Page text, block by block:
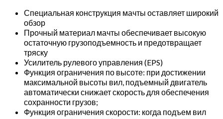
Специальная конструкция мачты оставляет широкий
обзор
Прочный материал мачты обеспечивает высокую
остаточную грузоподъемность и предотвращает
тряску
Усилитель рулевого управления (EPS)
Функция ограничения по высоте: при достижении
максимальной высоты вил, подъемный двигатель
автоматически снижает скорость для обеспечения
сохранности грузов;
Функция ограничения скорости: когда подъем вил